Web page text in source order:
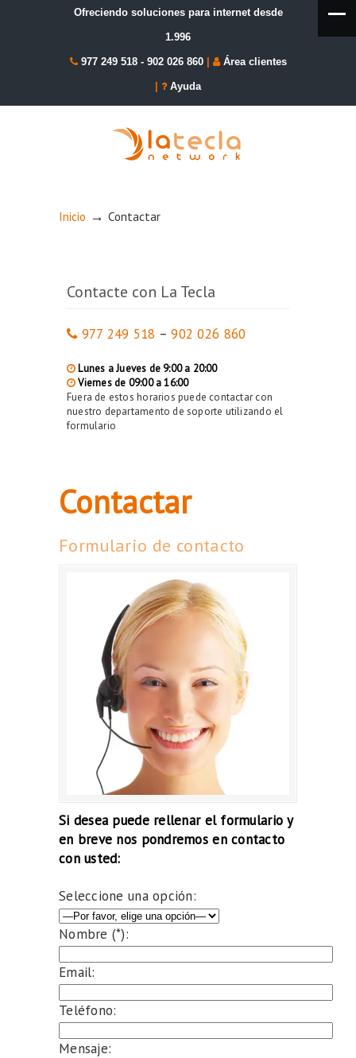
Ofreciendo soluciones para internet desde
1.996
977 249 518- 902 026 860 Área clientes
Ayuda
Inicio → Contactar
Contacte con La Tecla
977 249 518 –902 026 860
Lunes a Jueves de 9:00 a 20:00
Viernes de 09:00 a 16:00
Fuera de estos horarios puede contactar con
nuestro departamento de soporte utilizando el
formulario
Contactar
Formulario de contacto
Si desea puede rellenar el formulario y
en breve nos pondremos en contacto
con usted:
Seleccione una opción:
Nombre (*):
Email:
Teléfono:
Mensaje: